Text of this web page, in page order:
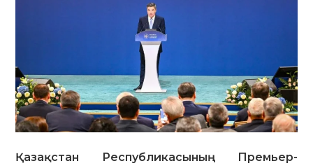
Қазақстан Республикасының Премьер-